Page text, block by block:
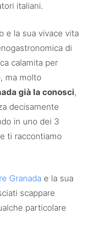
italiani.
e la sua vivace vita
di
calamita per
ma molto
già la conosci,
decisamente
in uno dei 3
ti raccontiamo
Granada e la sua
scappare
particolare